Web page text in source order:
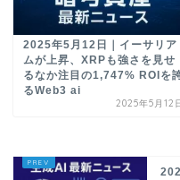
2025年5月12日｜イーサリア
ムが上昇、XRPも強さを見せ
るなか注目の1,747% ROIを
るWeb3 ai
2025年5月12